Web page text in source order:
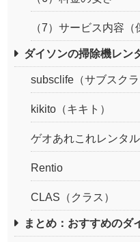
（7）サービス内容
ダイソンの掃除機レン
subsclife（サブスクラ
kikito（キキト）
ゲオあれこれレンタル
Rentio
CLAS（クラス）
まとめ：おすすめのダ